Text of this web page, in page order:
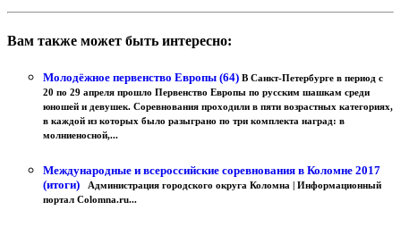
Вам также может быть интересно:
Молодёжное первенство Европы (64) В Санкт-Петербурге в период с
20 по 29 апреля прошло Первенство Европы по русским шашкам среди
юношей и девушек. Соревнования проходили в пяти возрастных категориях,
в каждой из которых было разыграно по три комплекта наград: в
молниеносной,...
Международные и всероссийские соревнования в Коломне 2017
(итоги)
Администрация городского округа Коломна | Информационный
портал Colomna.ru...